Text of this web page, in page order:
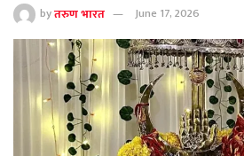
byतरुण भारत June 17, 2026